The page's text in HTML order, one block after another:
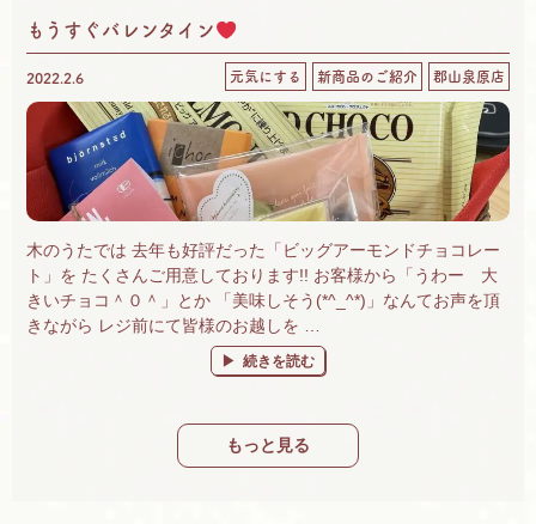
もうすぐバレンタイン
2022.2.6 元気にする 新商品のご紹介 郡山泉原店
木のうたでは 去年も好評だった「ビッグアーモンドチョコレー
ト」を たくさんご用意しております!! お客様から「うわー 大
きいチョコ＾０＾」とか 「美味しそう(*^_^*)」なんてお声を頂
きながら レジ前にて皆様のお越しを …
“もうすぐバレンタイン
続きを読む
もっと見る